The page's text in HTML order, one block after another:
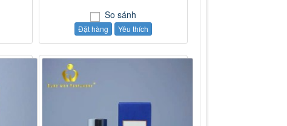
So sánh
Đặt hàng Yêu thích